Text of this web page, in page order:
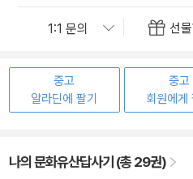
선
중고
알라딘에 팔기
중고
회원에게
나의 문화유산답사기 (총 29권)